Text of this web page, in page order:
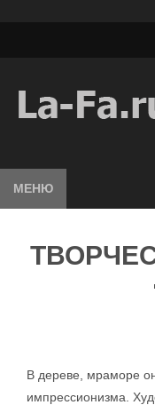
МЕНЮ
В дереве, мраморе
импрессионизма.